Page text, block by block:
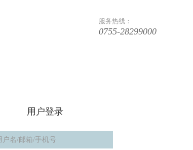
服务热线：
0755-28299000
用户登录